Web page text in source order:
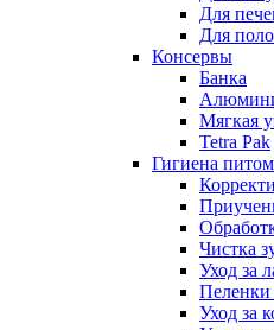
Для
Для
Консервы
Банка
Мягкая
Tetra Pak
Гигиена
Чистка
Уход за
Пеленки
Уход за